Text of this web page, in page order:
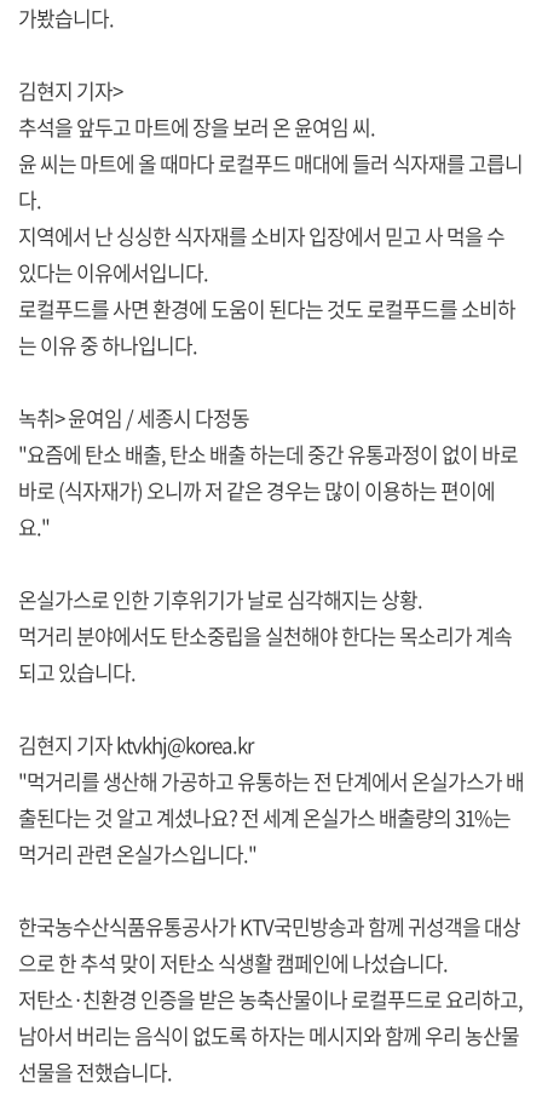
가봤습니다.
김현지 기자>
추석을 앞두고 마트에 장을 보러 온 윤여임 씨.
윤 씨는 마트에 올 때마다 로컬푸드 매대에 들러 식자재를 고릅니
다.
지역에서 난 싱싱한 식자재를 소비자 입장에서 믿고 사 먹을 수
있다는 이유에서입니다.
로컬푸드를 사면 환경에 도움이 된다는 것도 로컬푸드를 소비하
는 이유 중 하나입니다.
녹취> 윤여임 / 세종시 다정동
"요즘에 탄소 배출, 탄소 배출 하는데 중간 유통과정이 없이 바로
바로 (식자재가) 오니까 저 같은 경우는 많이 이용하는 편이에
요."
온실가스로 인한 기후위기가 날로 심각해지는 상황.
먹거리 분야에서도 탄소중립을 실천해야 한다는 목소리가 계속
되고 있습니다.
김현지 기자 ktvkhj@korea.kr
"먹거리를 생산해 가공하고 유통하는 전 단계에서 온실가스가 배
출된다는 것 알고 계셨나요? 전 세계 온실가스 배출량의 31%는
먹거리 관련 온실가스입니다."
한국농수산식품유통공사가 KTV국민방송과 함께 귀성객을 대상
으로 한 추석 맞이 저탄소 식생활 캠페인에 나섰습니다.
저탄소·친환경 인증을 받은 농축산물이나 로컬푸드로 요리하고,
남아서 버리는 음식이 없도록 하자는 메시지와 함께 우리 농산물
선물을 전했습니다.